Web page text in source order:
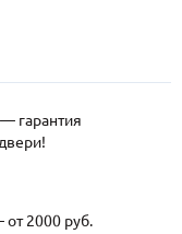
гарантия
2000 руб.